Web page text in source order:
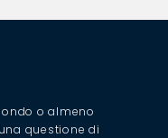
o almeno
questione di